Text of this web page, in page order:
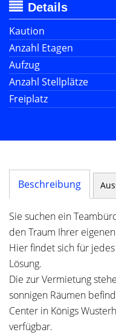
Details
Kaution
Anzahl Etagen
Aufzug
Anzahl Stellplätze
Freiplatz
Beschreibung
Sie suchen ein
den Traum Ihrer
Hier findet sich für
Lösung.
Die zur Vermietung
sonnigen Räumen
Center in Königs
verfügbar.